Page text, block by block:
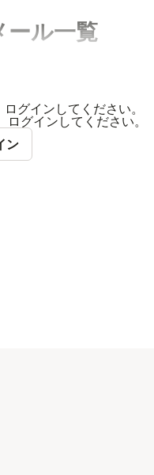
ール一覧
インしてください。
グインしてください。
ン